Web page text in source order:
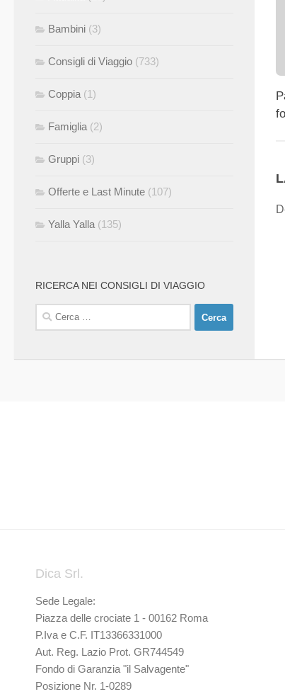
Bambini (3)
Consigli di Viaggio (733)
Coppia (1)
Famiglia (2)
Gruppi (3)
Offerte e Last Minute (107)
Yalla Yalla (135)
RICERCA NEI CONSIGLI DI VIAGGIO
Ricerca
per:
Dica Srl.
Sede Legale:
Piazza delle crociate 1 - 00162 Roma
P.Iva e C.F. IT13366331000
Aut. Reg. Lazio Prot. GR744549
Fondo di Garanzia "il Salvagente"
Posizione Nr. 1-0289